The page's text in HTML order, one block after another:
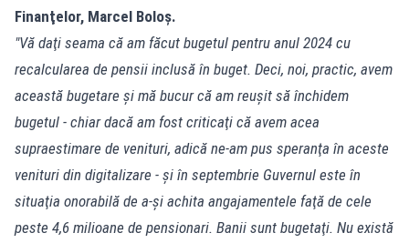
Finanţelor, Marcel Boloş.
"Vă daţi seama că am făcut bugetul pentru anul 2024 cu
recalcularea de pensii inclusă în buget. Deci, noi, practic, avem
această bugetare şi mă bucur că am reuşit să închidem
bugetul - chiar dacă am fost criticaţi că avem acea
supraestimare de venituri, adică ne-am pus speranţa în aceste
venituri din digitalizare - şi în septembrie Guvernul este în
situaţia onorabilă de a-şi achita angajamentele faţă de cele
peste 4,6 milioane de pensionari. Banii sunt bugetaţi. Nu există